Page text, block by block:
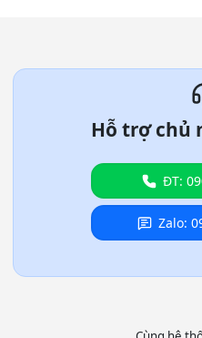
Hỗ trợ chủ
ĐT:
Zalo: